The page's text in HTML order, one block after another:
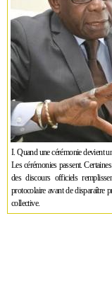
I. Quand une cérémonie devient
Les cérémonies passent.
des discours officiels
protocolaire avant de disparaître
collective.